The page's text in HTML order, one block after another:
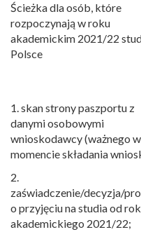
Ścieżka dla osób, które
rozpoczynają w roku
akademickim 2021/22
Polsce
1. skan strony paszportu z
danymi osobowymi
wnioskodawcy (ważnego w
momencie składania
2.
zaświadczenie/decyzja/
o przyjęciu na studia od
akademickiego 2021/22;